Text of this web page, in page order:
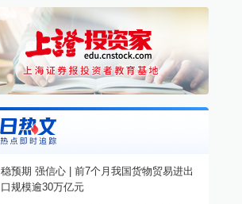
稳预期 强信心 | 前7个月我国货物贸易进出
口规模逾30万亿元